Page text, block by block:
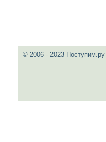
© 2006 - 2023 Поступим.ру